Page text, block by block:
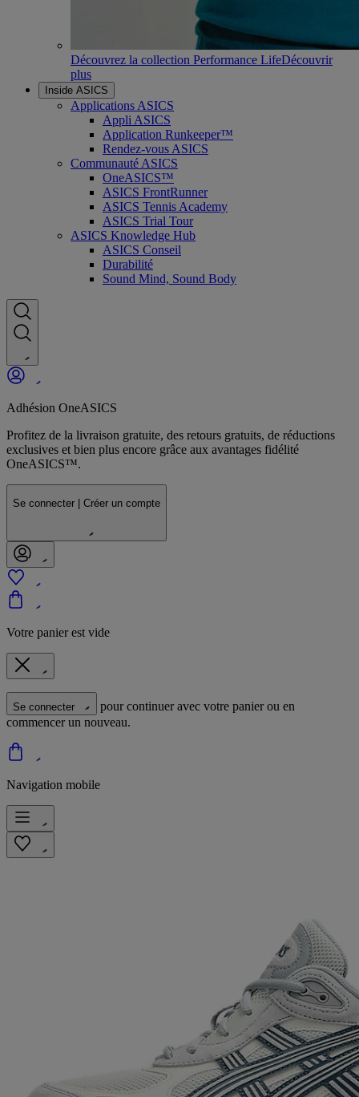
Découvrez la collection Performance LifeDécouvrir
plus
Inside ASICS
Applications ASICS
Appli ASICS
Application Runkeeper™
Rendez-vous ASICS
Communauté ASICS
OneASICS™
ASICS FrontRunner
ASICS Tennis Academy
ASICS Trial Tour
ASICS Knowledge Hub
ASICS Conseil
Durabilité
Sound Mind, Sound Body
Adhésion OneASICS
Profitez de la livraison gratuite, des retours gratuits, de réductions
exclusives et bien plus encore grâce aux avantages fidélité
OneASICS™.
Se connecter | Créer un compte
Votre panier est vide
Se connecter
pour continuer avec votre panier ou en
commencer un nouveau.
Navigation mobile